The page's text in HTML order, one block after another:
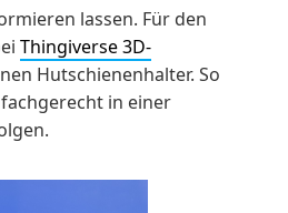
lassen. Für den
Thingiverse 3D-
Hutschienenhalter. So
in einer